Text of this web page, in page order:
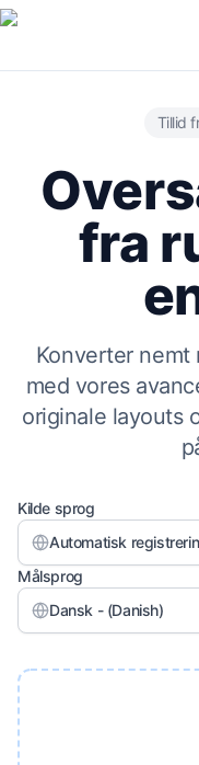
Tillid
fra
Konverter nemt
med vores
originale layouts
Kilde sprog
Automatisk
Målsprog
Dansk - (Danish)